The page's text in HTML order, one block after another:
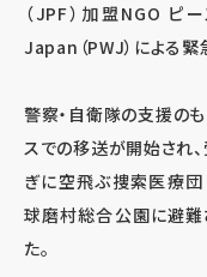
（JPF）加盟NGO ピ
Japan（PWJ）による
警察・自衛隊の支援の
スでの移送が開始され
ぎに空飛ぶ捜索医療団
球磨村総合公園に避難
た。